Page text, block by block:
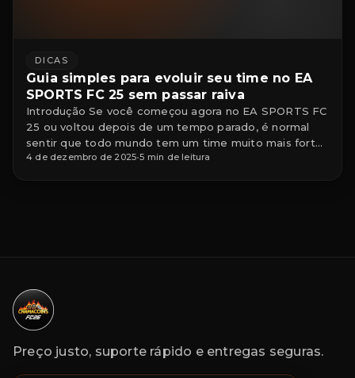
DICAS
Guia simples para evoluir seu time no EA
SPORTS FC 25 sem passar raiva
Introdução Se você começou agora no EA SPORTS FC
25 ou voltou depois de um tempo parado, é normal
sentir que todo mundo tem um time muito mais forte
que o seu. A boa notícia é que dá para evoluir o elenco
4 de dezembro de 2025•5 min de leitura
Preço justo, suporte rápido e entregas seguras.